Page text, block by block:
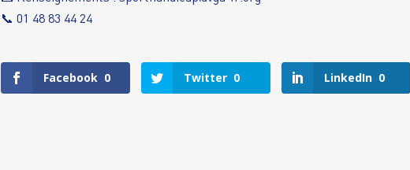
📞 01 48 83 44 24
Facebook 0 Twitter 0 LinkedIn 0